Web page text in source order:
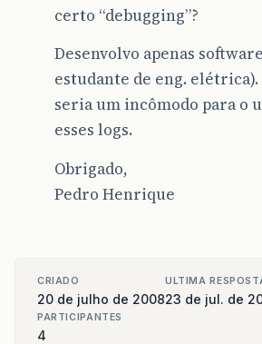
certo “debugging”?
Desenvolvo apenas
estudante de eng.
seria um incômodo para o
esses logs.
Obrigado,
Pedro Henrique
CRIADO
20 de julho de 2008
ULTIMA
23 de jul. de
PARTICIPANTES
4